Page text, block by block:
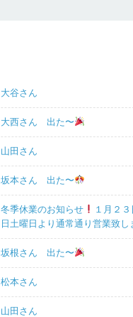
大谷さん
大西さん 出た〜
山田さん
坂本さん 出た〜
冬季休業のお知らせ
１月２
日土曜日より通常通り営業致
坂根さん 出た〜
松本さん
山田さん